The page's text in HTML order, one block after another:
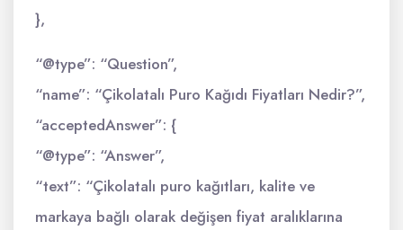
},
“@type”: “Question”,
“name”: “Çikolatalı Puro Kağıdı Fiyatları Nedir?”,
“acceptedAnswer”: {
“@type”: “Answer”,
“text”: “Çikolatalı puro kağıtları, kalite ve
markaya bağlı olarak değişen fiyat aralıklarına